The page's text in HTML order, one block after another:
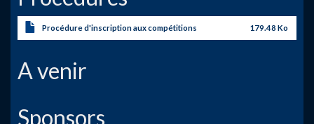
Procédure d'inscription aux compétitions 179.48 Ko
A venir
Sponsors